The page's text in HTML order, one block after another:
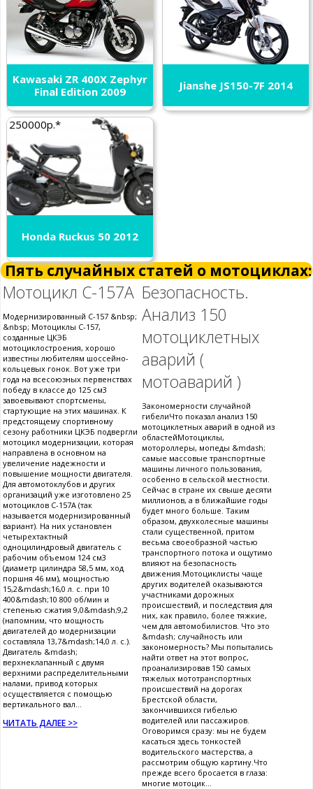
Kawasaki ZR 400X Zephyr
Final Edition 2009
Jianshe JS150-7F 2014
250000р.*
Honda Ruckus 50 2012
Пять случайных статей о мотоциклах:
Мотоцикл С-157А
Модернизированный С-157 &nbsp;
&nbsp; Мотоциклы С-157,
созданные ЦКЭБ
мотоциклостроения, хорошо
известны любителям шоссейно-
кольцевых гонок. Вот уже три
года на всесоюзных первенствах
победу в классе до 125 см3
завоевывают спортсмены,
стартующие на этих машинах. К
предстоящему спортивному
сезону работники ЦКЭБ подвергли
мотоцикл модернизации, которая
направлена в основном на
увеличение надежности и
повышение мощности двигателя.
Для автомотоклубов и других
организаций уже изготовлено 25
мотоциклов С-157А (так
называется модернизированный
вариант). На них установлен
четырехтактный
одноцилиндровый двигатель с
рабочим объемом 124 см3
(диаметр цилиндра 58,5 мм, ход
поршня 46 мм), мощностью
15,2&mdash;16,0 л. с. при 10
400&mdash;10 800 об/мин и
степенью сжатия 9,0&mdash;9,2
(напомним, что мощность
двигателей до модернизации
составляла 13,7&mdash;14,0 л. с.).
Двигатель &mdash;
верхнеклапанный с двумя
верхними распределительными
налами, привод которых
осуществляется с помощью
вертикального вал...
ЧИТАТЬ ДАЛЕЕ >>
Безопасность.
Анализ 150
мотоциклетных
аварий (
мотоаварий )
Закономерности случайной
гибелиЧто показал анализ 150
мотоциклетных аварий в одной из
областейМотоциклы,
мотороллеры, мопеды &mdash;
самые массовые транспортные
машины личного пользования,
особенно в сельской местности.
Сейчас в стране их свыше десяти
миллионов, а в ближайшие годы
будет много больше. Таким
образом, двухколесные машины
стали существенной, притом
весьма своеобразной частью
транспортного потока и ощутимо
влияют на безопасность
движения.Мотоциклисты чаще
других водителей оказываются
участниками дорожных
происшествий, и последствия для
них, как правило, более тяжкие,
чем для автомобилистов. Что это
&mdash; случайность или
закономерность? Мы попытались
найти ответ на этот вопрос,
проанализировав 150 самых
тяжелых мототранспортных
происшествий на дорогах
Брестской области,
закончившихся гибелью
водителей или пассажиров.
Оговоримся сразу: мы не будем
касаться здесь тонкостей
водительского мастерства, а
рассмотрим общую картину.Что
прежде всего бросается в глаза:
многие мотоцик...